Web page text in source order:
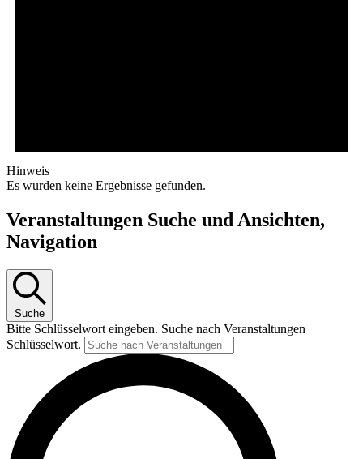
Hinweis
Es wurden keine Ergebnisse gefunden.
Veranstaltungen Suche und Ansichten,
Navigation
Suche
Bitte Schlüsselwort eingeben. Suche nach Veranstaltungen
Schlüsselwort.